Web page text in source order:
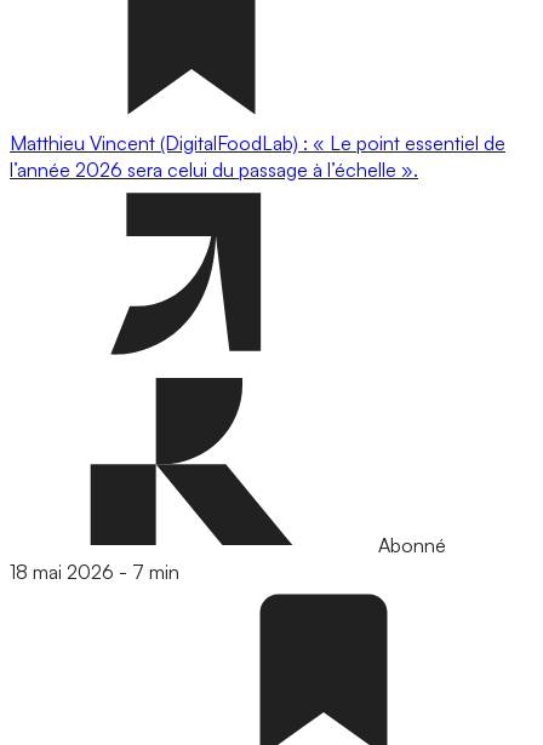
Matthieu Vincent (DigitalFoodLab) : « Le point essentiel de
l’année 2026 sera celui du passage à l’échelle ».
Abonné
18 mai 2026 - 7 min